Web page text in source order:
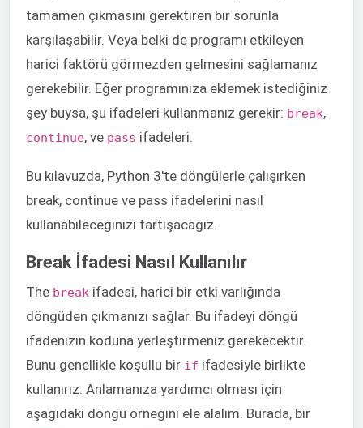
tamamen çıkmasını gerektiren bir sorunla
karşılaşabilir. Veya belki de programı etkileyen
harici faktörü görmezden gelmesini sağlamanız
gerekebilir. Eğer programınıza eklemek istediğiniz
şey buysa, şu ifadeleri kullanmanız gerekir: break,
continue, ve pass ifadeleri.
Bu kılavuzda, Python 3'te döngülerle çalışırken
break, continue ve pass ifadelerini nasıl
kullanabileceğinizi tartışacağız.
Break İfadesi Nasıl Kullanılır
The break ifadesi, harici bir etki varlığında
döngüden çıkmanızı sağlar. Bu ifadeyi döngü
ifadenizin koduna yerleştirmeniz gerekecektir.
Bunu genellikle koşullu bir if ifadesiyle birlikte
kullanırız. Anlamanıza yardımcı olması için
aşağıdaki döngü örneğini ele alalım. Burada, bir